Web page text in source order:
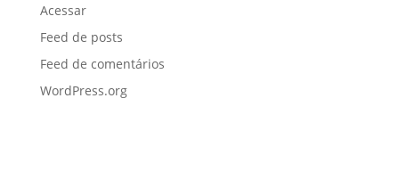
Acessar
Feed de posts
Feed de comentários
WordPress.org